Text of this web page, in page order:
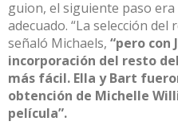
guion, el siguiente paso
adecuado. “La selección
señaló Michaels, “pero con
incorporación del resto
más fácil. Ella y Bart
obtención de Michelle
película”.